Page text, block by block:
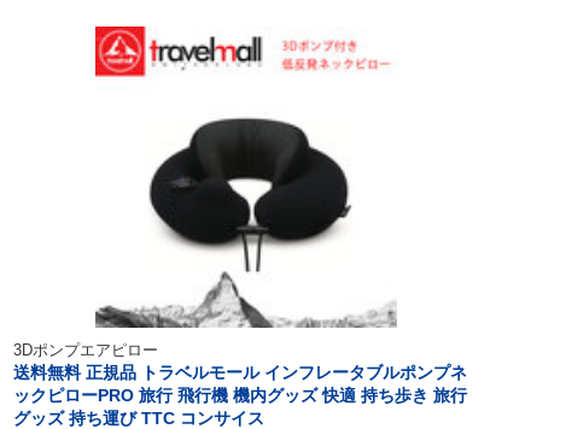
3Dポンプエアピロー
送料無料 正規品 トラベルモール インフレータブルポンプネ
ックピローPRO 旅行 飛行機 機内グッズ 快適 持ち歩き 旅行
グッズ 持ち運び TTC コンサイス